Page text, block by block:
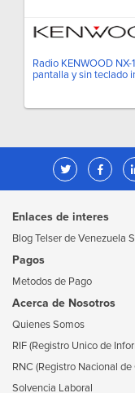
Radio KENWOOD
pantalla y sin teclado
Enlaces de interes
Blog Telser de Venezuela
Pagos
Metodos de Pago
Acerca de Nosotros
Quienes Somos
RIF (Registro Unico de
RNC (Registro Nacional
Solvencia Laboral